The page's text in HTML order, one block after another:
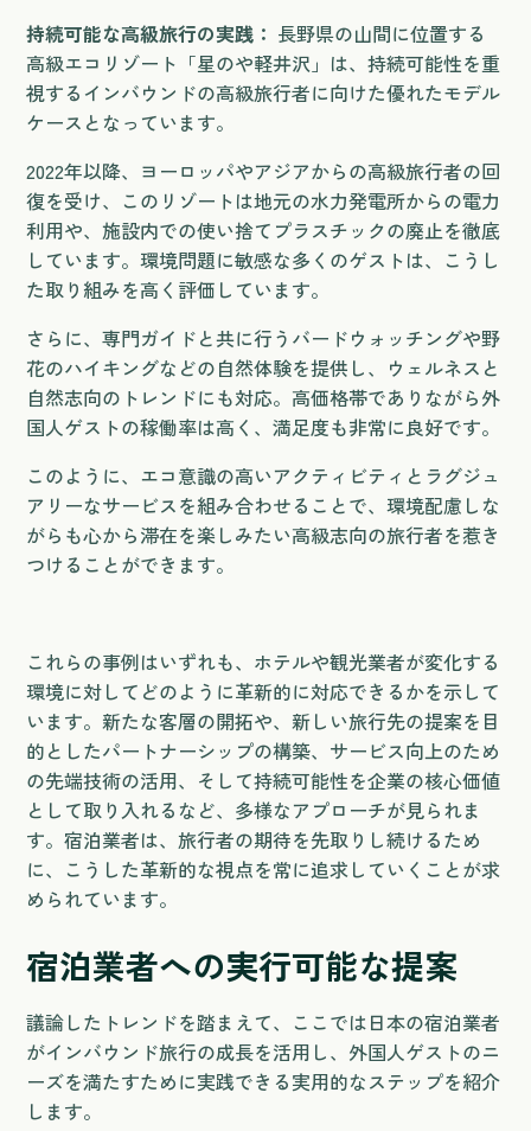
持続可能な高級旅行の実践： 長野県の山間に位置する
高級エコリゾート「星のや軽井沢」は、持続可能性を重
視するインバウンドの高級旅行者に向けた優れたモデル
ケースとなっています。
2022年以降、ヨーロッパやアジアからの高級旅行者の回
復を受け、このリゾートは地元の水力発電所からの電力
利用や、施設内での使い捨てプラスチックの廃止を徹底
しています。環境問題に敏感な多くのゲストは、こうし
た取り組みを高く評価しています。
さらに、専門ガイドと共に行うバードウォッチングや野
花のハイキングなどの自然体験を提供し、ウェルネスと
自然志向のトレンドにも対応。高価格帯でありながら外
国人ゲストの稼働率は高く、満足度も非常に良好です。
このように、エコ意識の高いアクティビティとラグジュ
アリーなサービスを組み合わせることで、環境配慮しな
がらも心から滞在を楽しみたい高級志向の旅行者を惹き
つけることができます。
これらの事例はいずれも、ホテルや観光業者が変化する
環境に対してどのように革新的に対応できるかを示して
います。新たな客層の開拓や、新しい旅行先の提案を目
的としたパートナーシップの構築、サービス向上のため
の先端技術の活用、そして持続可能性を企業の核心価値
として取り入れるなど、多様なアプローチが見られま
す。宿泊業者は、旅行者の期待を先取りし続けるため
に、こうした革新的な視点を常に追求していくことが求
められています。
宿泊業者への実行可能な提案
議論したトレンドを踏まえて、ここでは日本の宿泊業者
がインバウンド旅行の成長を活用し、外国人ゲストのニ
ーズを満たすために実践できる実用的なステップを紹介
します。